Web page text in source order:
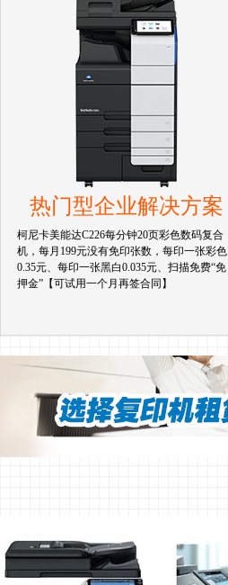
热门型企业解决方案
柯尼卡美能达C226每分钟20页彩色数码复合
机，每月199元没有免印张数，每印一张彩色
0.35元、每印一张黑白0.035元、扫描免费“免
押金”【可试用一个月再签合同】